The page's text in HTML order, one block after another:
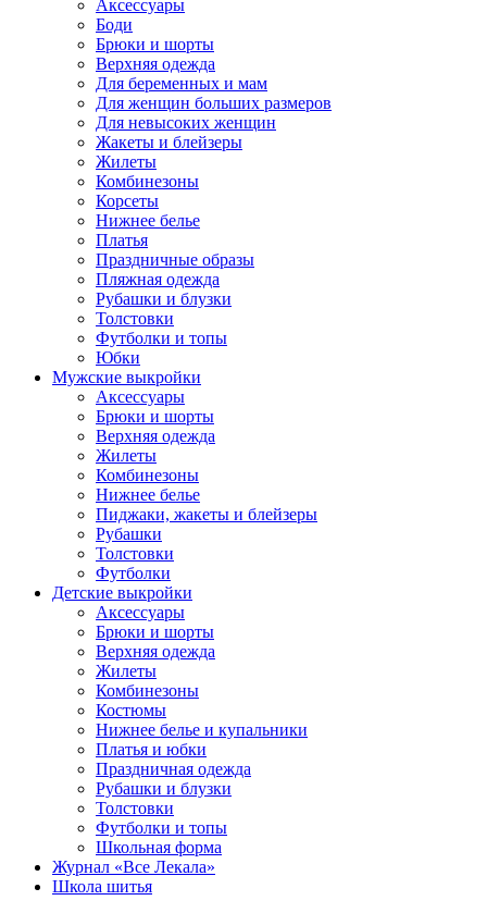
Аксессуары
Боди
Брюки и шорты
Верхняя одежда
Для беременных и мам
Для женщин больших размеров
Для невысоких женщин
Жакеты и блейзеры
Жилеты
Комбинезоны
Корсеты
Нижнее белье
Платья
Праздничные образы
Пляжная одежда
Рубашки и блузки
Толстовки
Футболки и топы
Юбки
Мужские выкройки
Аксессуары
Брюки и шорты
Верхняя одежда
Жилеты
Комбинезоны
Нижнее белье
Пиджаки, жакеты и блейзеры
Рубашки
Толстовки
Футболки
Детские выкройки
Аксессуары
Брюки и шорты
Верхняя одежда
Жилеты
Комбинезоны
Костюмы
Нижнее белье и купальники
Платья и юбки
Праздничная одежда
Рубашки и блузки
Толстовки
Футболки и топы
Школьная форма
Журнал «Все Лекала»
Школа шитья